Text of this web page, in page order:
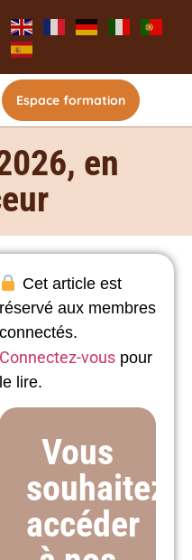
Espace formation
en
Cet article est
réservé aux membres
connectés.
Connectez-vous pour
le lire.
Vous
souhaitez
accéder